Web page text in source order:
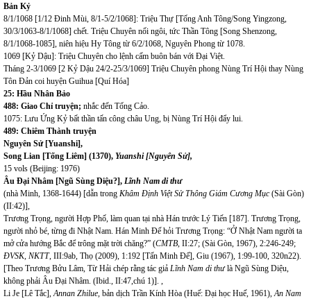
Bản Kỷ
8/1/1068 [1/12 Đinh Mùi, 8/1-5/2/1068]: Triệu Thự [Tống Anh Tông/Song Yingzong,
30/3/1063-8/1/1068] chết. Triệu Chuyên nối ngôi, tức Thần Tông [Song Shenzong,
8/1/1068-1085], niên hiệu Hy Tông từ 6/2/1068, Nguyên Phong từ 1078.
1069 [Kỷ Dậu]: Triệu Chuyên cho lệnh cấm buôn bán với Đại Việt.
Tháng 2-3/1069 [2 Kỷ Dậu 24/2-25/3/1069] Triệu Chuyên phong Nùng Trí Hội thay Nùng
Tôn Đản coi huyện Guihua [Quí Hóa]
25: Hầu Nhân Bảo
488: Giao Chỉ truyện; nhắc đến Tống Cảo.
1075: Lưu Ứng Kỷ bất thần tấn công châu Ung, bị Nùng Trí Hội đẩy lui.
489: Chiêm Thành truyện
Nguyên Sử [Yuanshi],
Song Lian [Tống Liêm] (1370), Yuanshi [Nguyên Sử],
15 vols (Beijing: 1976)
Âu Đại Nhâm [Ngũ Sùng Diệu?], Lĩnh Nam di thư
(nhà Minh, 1368-1644) [dẫn trong Khâm Định Việt Sử Thông Giám Cương Mục(Sài Gòn)
(II:42)],
Trương Trọng, người Hợp Phố, làm quan tại nhà Hán trước Lý Tiến [187]. Trương Trọng,
người nhỏ bé, từng đi Nhật Nam. Hán Minh Đế hỏi Trương Trọng: “Ở Nhật Nam người ta
mở cửa hướng Bắc để trông mặt trời chăng?” (CMTB, II:27; (Sài Gòn, 1967), 2:246-249;
ĐVSK, NKTT, III:9ab, Thọ (2009), 1:192 [Tấn Minh Đế], Giu (1967), 1:99-100, 320n22).
[Theo Trương Bửu Lâm, Từ Hải chép rằng tác giả Lĩnh Nam di thưlà Ngũ Sùng Diệu,
không phải Âu Đại Nhâm. (Ibid., II:47,chú 1)]. ,
Li Je [Lê Tắc],Annan Zhilue, bản dịch Trần Kính Hòa (Huế: Đại học Huế, 1961),An Nam